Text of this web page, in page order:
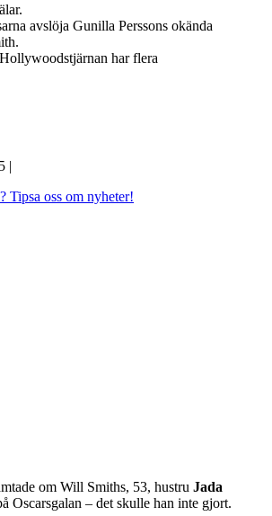
avslöja Gunilla Perssons okända
har flera
|
Tipsa oss om nyheter!
om Will Smiths, 53, hustru Jada
Oscarsgalan – det skulle han inte gjort.